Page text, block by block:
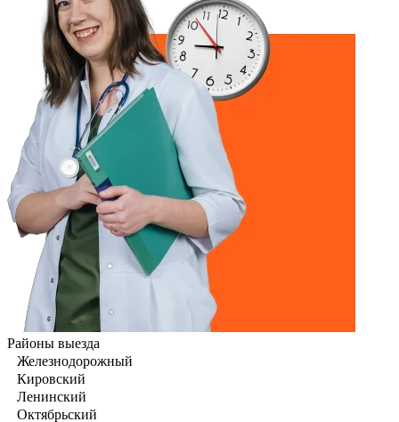
Районы выезда
Железнодорожный
Кировский
Ленинский
Октябрьский